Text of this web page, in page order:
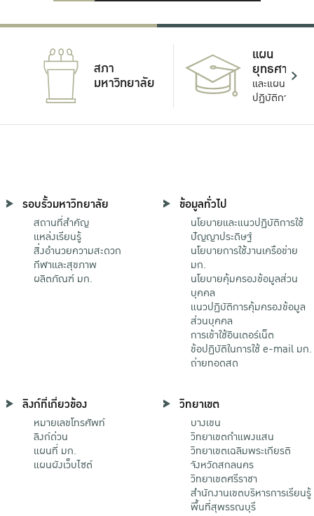
สภา
มหาวิทยาลัย
แผน
ยุทธศาสตร์
และแผน
ปฏิบัติการ
รอบรั้วมหาวิทยาลัย
สถานที่สำคัญ
แหล่งเรียนรู้
สิ่งอำนวยความสะดวก
กีฬาและสุขภาพ
ผลิตภัณฑ์ มก.
ข้อมูลทั่วไป
นโยบายและแนวปฏิบัติการใช้
ปัญญาประดิษฐ์
นโยบายการใช้งานเครือข่าย
มก.
นโยบายคุ้มครองข้อมูลส่วน
บุคคล
แนวปฏิบัติการคุ้มครองข้อมูล
ส่วนบุคคล
การเข้าใช้อินเตอร์เน็ต
ข้อปฏิบัติในการใช้ e-mail มก.
ถ่ายทอดสด
ลิงก์ที่เกี่ยวข้อง
หมายเลขโทรศัพท์
ลิงก์ด่วน
แผนที่ มก.
แผนผังเว็บไซต์
วิทยาเขต
บางเขน
วิทยาเขตกําแพงแสน
วิทยาเขตเฉลิมพระเกียรติ
จังหวัดสกลนคร
วิทยาเขตศรีราชา
สำนักงานเขตบริหารการเรียนรู้
พื้นที่สุพรรณบุรี